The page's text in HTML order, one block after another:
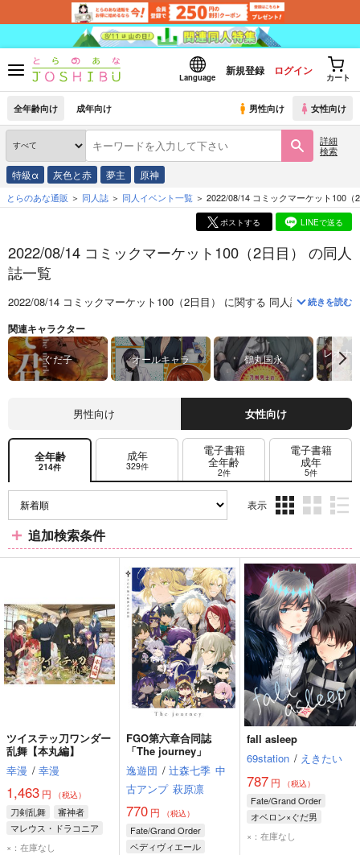
Language
新規登録 ログイン
カート
全年齢向け 成年向け 男性向け 女性向け
詳細
検索
特級α 灰色と赤 夢主 原神
とらのあな通販 同人誌 同人イベント一覧 2022/08/14 コミックマーケット100（
ポストする LINEで送る
2022/08/14 コミックマーケット100（2日目） の同人
誌一覧
2022/08/14 コミックマーケット100（2日目） に関する 同人誌は、214件
続きを読む
関連キャラクター
ぐだ子 オールキャラ 鶴丸国永
レオナ
男性向け 女性向け
全年齢
214件
成年
329件
電子書籍
全年齢
2件
電子書籍
成年
5件
表示
ム
表
示
ム
表
ム
表
示
追加検索条件
ツイステッ刀ワンダー
乱舞【本丸編】
幸漫 / 幸漫
1,463 円 （税込）
刀剣乱舞
審神者
マレウス・ドラコニア
レオナ・キングスカラー
×：在庫なし
FGO第六章合同誌
「The journey」
逸遊団 / 辻森七季 中
古アンプ 萩原凛
770 円 （税込）
Fate/Grand Order
ベディヴィエール
fall asleep
69station / えきたい
787円 （税込）
Fate/Grand Order
オベロン×ぐだ男
×：在庫なし